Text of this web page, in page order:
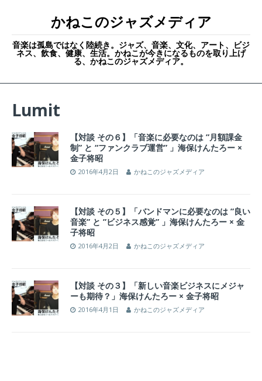
かねこのジャズメディア
音楽は孤島ではなく陸続き。ジャズ、音楽、文化、アート、ビジ
ネス、飲食、健康、生活。かねこが今きになるものを取り上げ
る、かねこのジャズメディア。
Lumit
【対談 その６】「音楽に必要なのは ”月額課金
制” と “ファンクラブ運営” 」海保けんたろー ×
金子将昭
2016年4月2日 かねこのジャズメディア
【対談 その５】「バンドマンに必要なのは ”良い
音楽” と ”ビジネス感覚” 」海保けんたろー × 金
子将昭
2016年4月2日 かねこのジャズメディア
【対談 その３】「新しい音楽ビジネスにメジャ
ーも期待？」海保けんたろー × 金子将昭
2016年4月1日 かねこのジャズメディア